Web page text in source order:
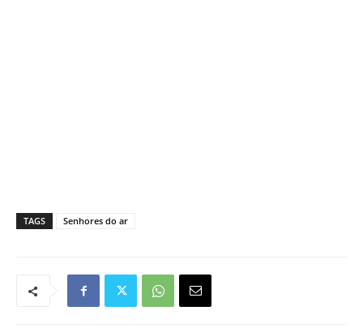
TAGS Senhores do ar